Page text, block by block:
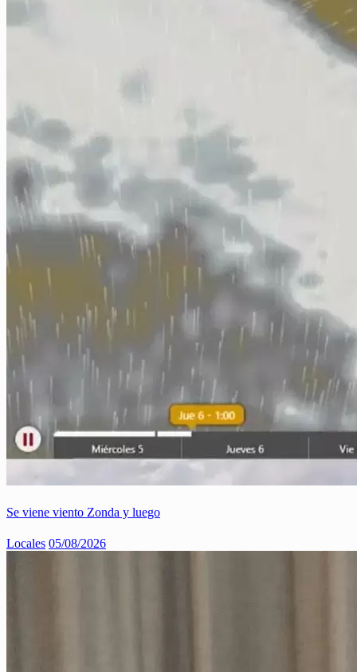
Se viene viento Zonda y luego
Locales 05/08/2026